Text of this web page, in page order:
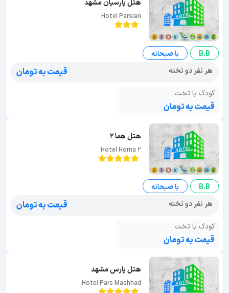
هتل پارسیان مشهد
Hotel Parsian
B.B
با صبحانه
هر نفر دو تخته
قیمت به تومان
کودک با تخت
قیمت به تومان
هتل هما 2
Hotel Homa 2
B.B
با صبحانه
هر نفر دو تخته
قیمت به تومان
کودک با تخت
قیمت به تومان
هتل پارس مشهد
Hotel Pars Mashhad